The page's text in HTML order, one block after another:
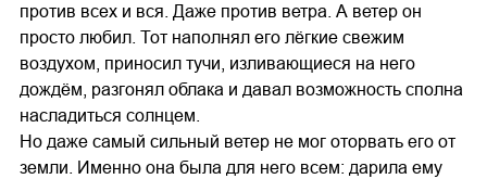
против всех и вся. Даже против ветра. А ветер он
просто любил. Тот наполнял его лёгкие свежим
воздухом, приносил тучи, изливающиеся на него
дождём, разгонял облака и давал возможность сполна
насладиться солнцем.
Но даже самый сильный ветер не мог оторвать его от
земли. Именно она была для него всем: дарила ему